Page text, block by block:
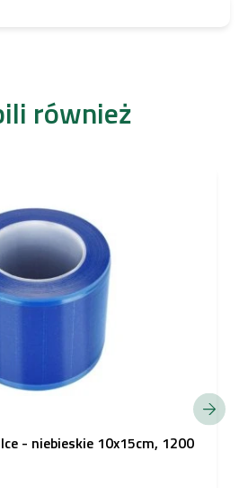
również
- niebieskie 10x15cm, 1200